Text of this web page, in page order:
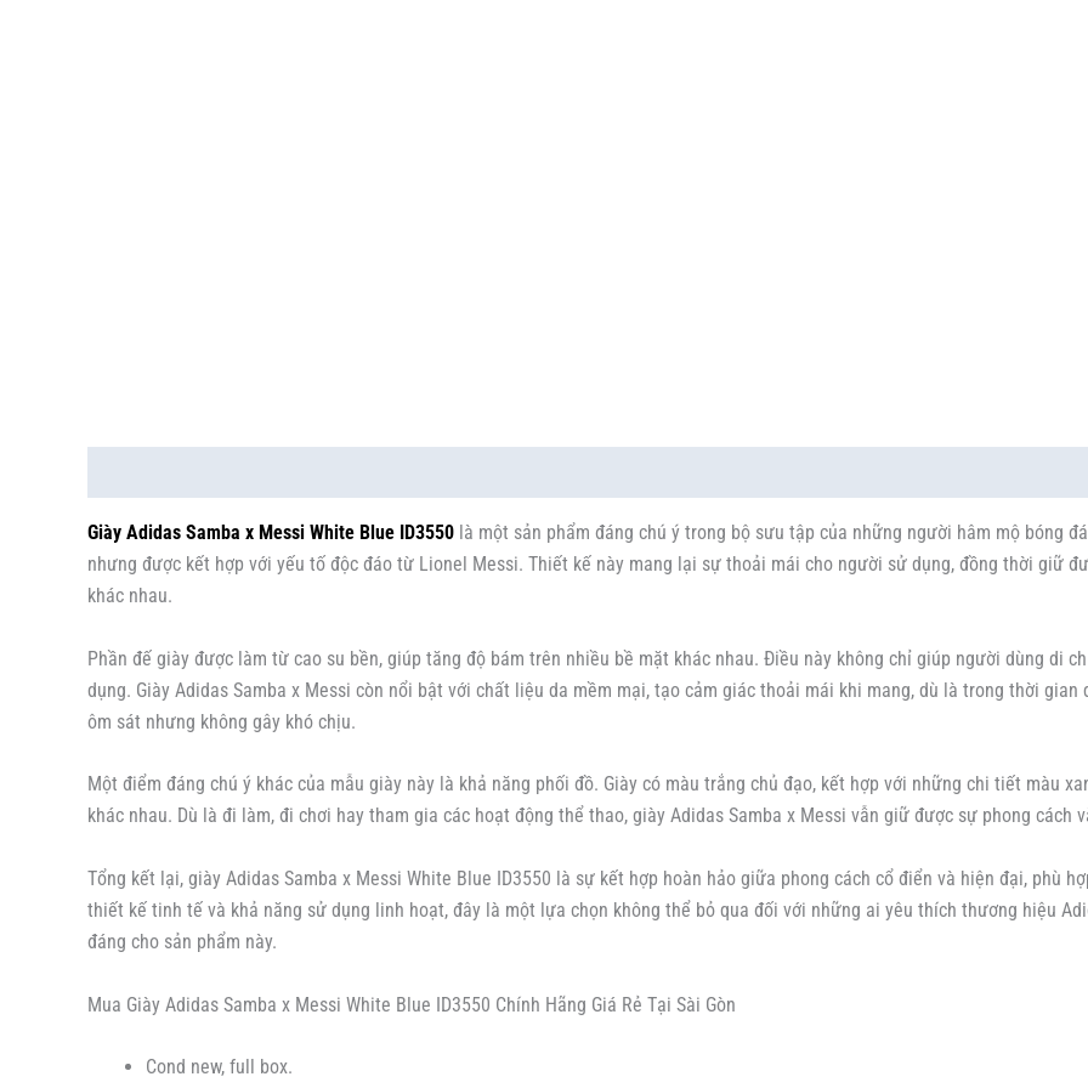
Giày Adidas Samba x Messi White Blue ID3550 là một sản phẩm đáng chú ý trong bộ sưu tập của những người hâm mộ bóng
nhưng được kết hợp với yếu tố độc đáo từ Lionel Messi. Thiết kế này mang lại sự thoải mái cho người sử dụng, đồng thời giữ
khác nhau.
Phần đế giày được làm từ cao su bền, giúp tăng độ bám trên nhiều bề mặt khác nhau. Điều này không chỉ giúp người dùng di
dụng. Giày Adidas Samba x Messi còn nổi bật với chất liệu da mềm mại, tạo cảm giác thoải mái khi mang, dù là trong thời
ôm sát nhưng không gây khó chịu.
Một điểm đáng chú ý khác của mẫu giày này là khả năng phối đồ. Giày có màu trắng chủ đạo, kết hợp với những chi tiết màu
khác nhau. Dù là đi làm, đi chơi hay tham gia các hoạt động thể thao, giày Adidas Samba x Messi vẫn giữ được sự phong cách
Tổng kết lại, giày Adidas Samba x Messi White Blue ID3550 là sự kết hợp hoàn hảo giữa phong cách cổ điển và hiện đại, phù
thiết kế tinh tế và khả năng sử dụng linh hoạt, đây là một lựa chọn không thể bỏ qua đối với những ai yêu thích thương hiệu
đáng cho sản phẩm này.
Mua Giày Adidas Samba x Messi White Blue ID3550 Chính Hãng Giá Rẻ Tại Sài Gòn
Cond new, full box.